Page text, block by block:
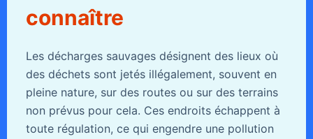
connaître
Les décharges sauvages désignent des lieux où
des déchets sont jetés illégalement, souvent en
pleine nature, sur des routes ou sur des terrains
non prévus pour cela. Ces endroits échappent à
toute régulation, ce qui engendre une pollution